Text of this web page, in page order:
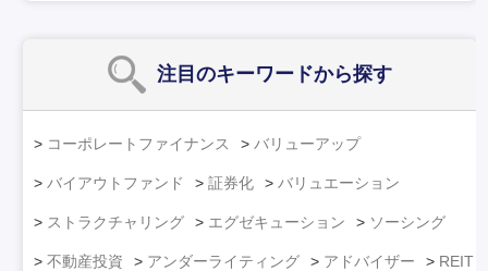
注目のキーワードから探す
コーポレートファイナンス バリューアップ
バイアウトファンド 証券化 バリュエーション
ストラクチャリング エグゼキューション ソーシング
不動産投資 アンダーライティング アドバイザー REIT